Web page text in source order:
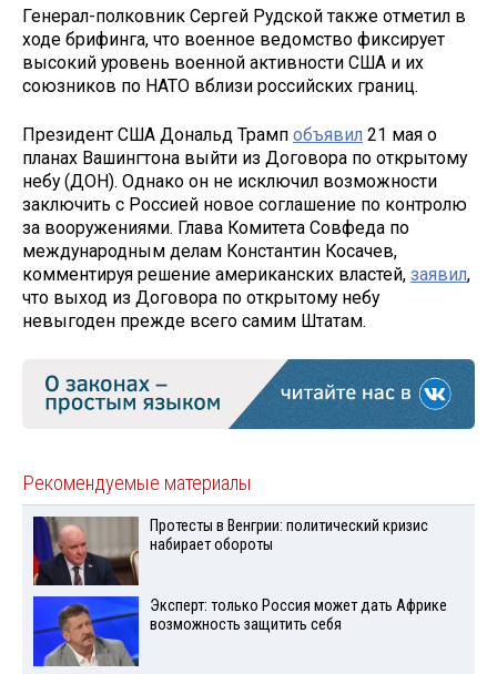
Генерал-полковник Сергей Рудской также отметил в
ходе брифинга, что военное ведомство фиксирует
высокий уровень военной активности США и их
союзников по НАТО вблизи российских границ.
Президент США Дональд Трамп объявил 21 мая о
планах Вашингтона выйти из Договора по открытому
небу (ДОН). Однако он не исключил возможности
заключить с Россией новое соглашение по контролю
за вооружениями. Глава Комитета Совфеда по
международным делам Константин Косачев,
комментируя решение американских властей, заявил,
что выход из Договора по открытому небу
невыгоден прежде всего самим Штатам.
Рекомендуемые материалы
Протесты в Венгрии: политический кризис
набирает обороты
Эксперт: только Россия может дать Африке
возможность защитить себя